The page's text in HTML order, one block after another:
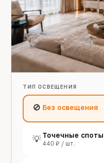
ТИП ОСВЕЩЕНИЯ
🚫 Без освещения
💡 Точечные споты
440 ₽ / шт.